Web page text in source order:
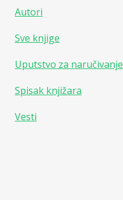
Autori
Sve knjige
Uputstvo za naručivanje
Spisak knjižara
Vesti